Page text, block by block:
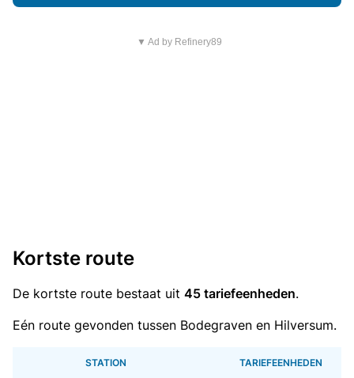
▼ Ad by Refinery89
Kortste route
De kortste route bestaat uit 45 tariefeenheden.
Eén route gevonden tussen Bodegraven en Hilversum.
STATION TARIEFEENHEDEN